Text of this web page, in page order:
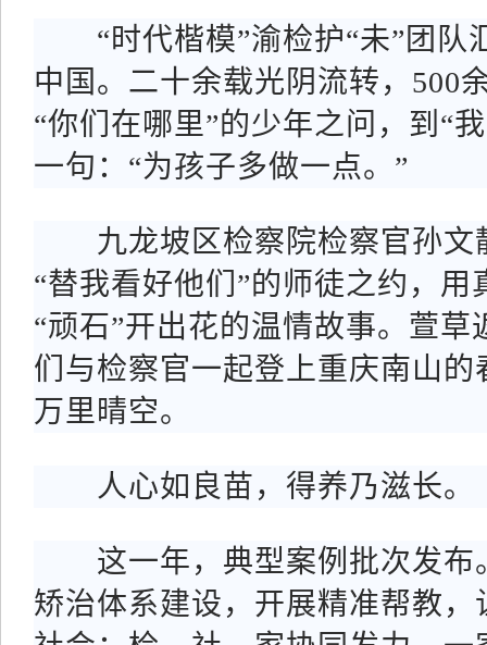
“时代楷模”渝检护“未”团队
中国。二十余载光阴流转，500
“你们在哪里”的少年之问，到“
一句：“为孩子多做一点。”
九龙坡区检察院检察官孙文
“替我看好他们”的师徒之约，
“顽石”开出花的温情故事。萱
们与检察官一起登上重庆南山
万里晴空。
人心如良苗，得养乃滋长。
这一年，典型案例批次发布
矫治体系建设，开展精准帮教